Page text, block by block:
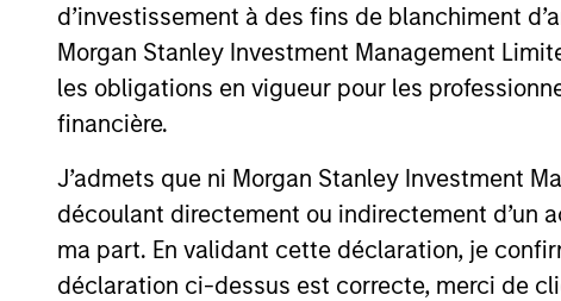
d’investissement à des fins de blanchiment
Morgan Stanley Investment Management
les obligations en vigueur pour les
financière.
J’admets que ni Morgan Stanley Investment
découlant directement ou indirectement d’un
ma part. En validant cette déclaration, je
déclaration ci-dessus est correcte, merci de
Strategies to meet a range of
management needs – from